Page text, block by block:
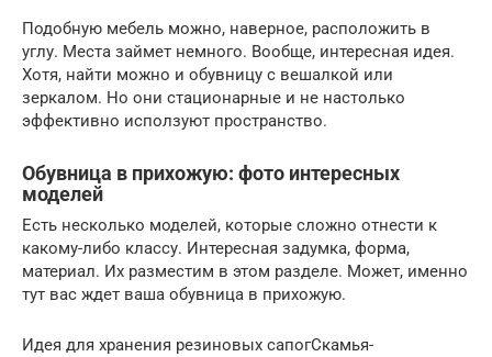
Подобную мебель можно, наверное, расположить в
углу. Места займет немного. Вообще, интересная идея.
Хотя, найти можно и обувницу с вешалкой или
зеркалом. Но они стационарные и не настолько
эффективно исползуют пространство.
Обувница в прихожую: фото интересных
моделей
Есть несколько моделей, которые сложно отнести к
какому-либо классу. Интересная задумка, форма,
материал. Их разместим в этом разделе. Может, именно
тут вас ждет ваша обувница в прихожую.
Идея для хранения резиновых сапогСкамья-